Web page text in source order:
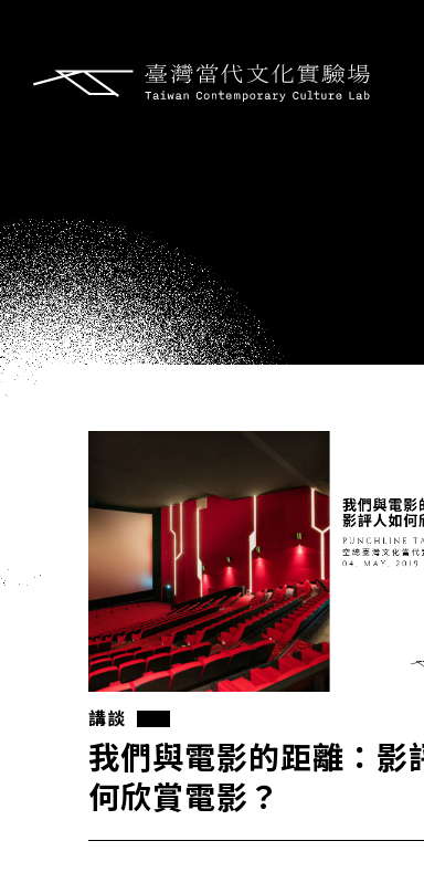
講談
我們與電影的距離：影
何欣賞電影？